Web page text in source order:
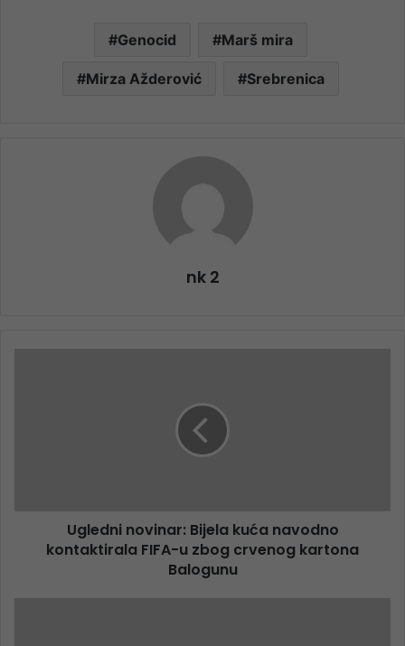
Genocid Marš mira
Mirza Ažderović Srebrenica
nk 2
Ugledni novinar: Bijela kuća navodno
kontaktirala FIFA-u zbog crvenog kartona
Balogunu